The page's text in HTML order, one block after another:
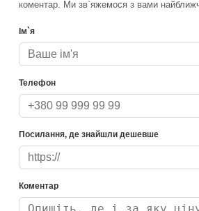
коментар. Ми зв`яжемося з вами
Ім`я
Телефон
Посилання, де знайшли дешевше
Коментар